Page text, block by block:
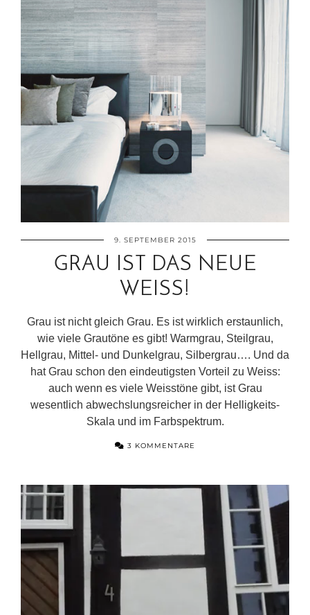
9. SEPTEMBER 2015
GRAU IST DAS NEUE
WEISS!
Grau ist nicht gleich Grau. Es ist wirklich erstaunlich,
wie viele Grautöne es gibt! Warmgrau, Steilgrau,
Hellgrau, Mittel- und Dunkelgrau, Silbergrau…. Und da
hat Grau schon den eindeutigsten Vorteil zu Weiss:
auch wenn es viele Weisstöne gibt, ist Grau
wesentlich abwechslungsreicher in der Helligkeits-
Skala und im Farbspektrum.
3 KOMMENTARE